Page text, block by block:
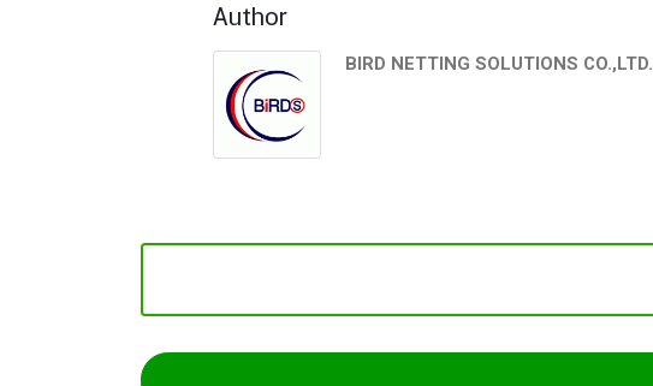
Author
BIRD NETTING SOLUTIONS CO.,LTD.